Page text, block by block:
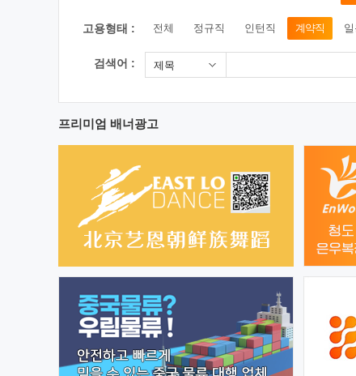
고용형태 : 전체 정규직 인턴직 계약직
검색어 : 제목
프리미엄 배너광고